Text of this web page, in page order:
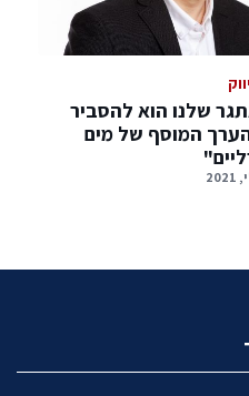
שלנו הוא להסביר
המוסף של מים